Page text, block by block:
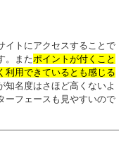
イトにアクセスすることで
。またポイントが付くこと
利用できているとも感じる
知名度はさほど高くないよ
ーフェースも見やすいので